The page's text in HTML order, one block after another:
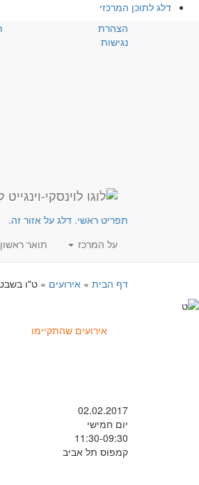
דלג לתוכן המרכזי
הצהרת
נגישות
תפריט ראשי. דלג על אזור זה.
על המרכז
תואר ראשון
דף הבית » אירועים » ט"ו
אירועים שהתקיימו
02.02.2017
יום חמישי
11:30-09:30
קמפוס תל אביב